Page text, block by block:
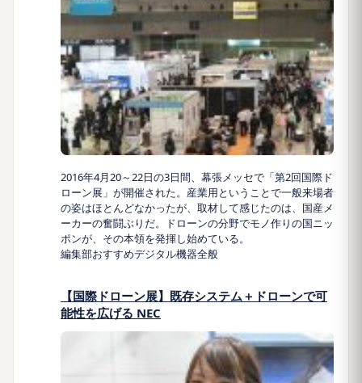
2016年4月20～22日の3日間、幕張メッセで「第2回国際ド
ローン展」が開催された。産業用ということで一般来場者
の姿はほとんどなかったが、取材して感じたのは、国産メ
ーカーの奮闘ぶりだ。ドローンの分野でモノ作りの国ニッ
ポンが、その本領を発揮し始めている。
編集部おすすめデジタル機器全般
【国際ドローン展】既存システム＋ドローンで可
能性を広げる NEC